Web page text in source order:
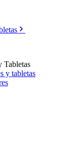
Tabletas
y tabletas